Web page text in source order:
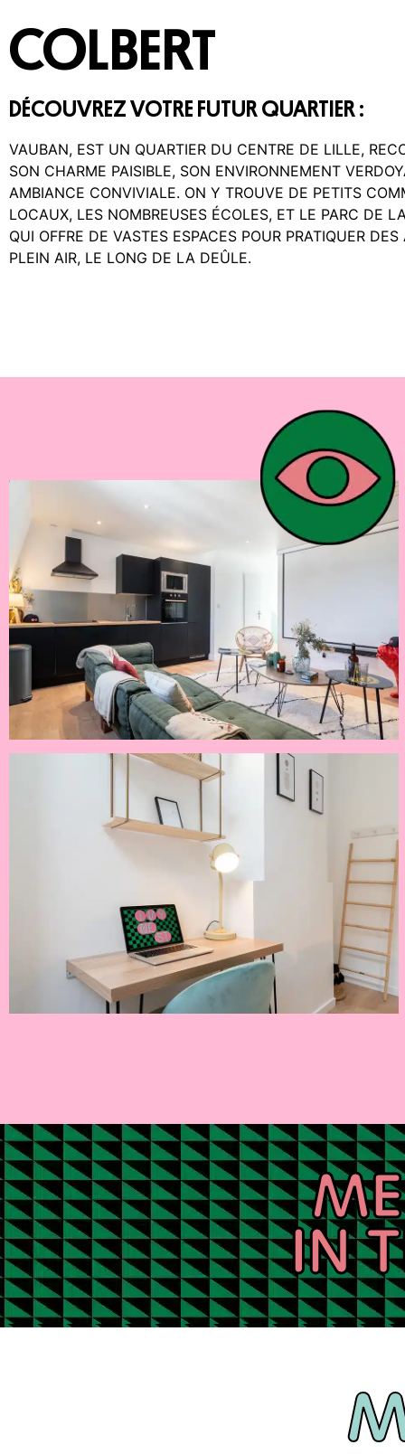
COLBERT
DÉCOUVREZ VOTRE FUTUR QUARTIER :
VAUBAN, EST UN QUARTIER DU CENTRE DE LILLE,
SON CHARME PAISIBLE, SON ENVIRONNEMENT
AMBIANCE CONVIVIALE. ON Y TROUVE DE PETITS
LOCAUX, LES NOMBREUSES ÉCOLES, ET LE PARC DE
QUI OFFRE DE VASTES ESPACES POUR PRATIQUER
PLEIN AIR, LE LONG DE LA DEÛLE.
IN